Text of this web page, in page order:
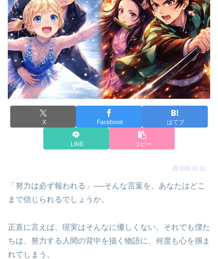
X Facebook はてブ
LINE コピー
2026.01.12
「努力は必ず報われる」──そんな言葉を、あなたはどこ
まで信じられるでしょうか。
正直に言えば、現実はそんなに優しくない。それでも僕た
ちは、努力する人間の背中を描く物語に、何度も心を掴ま
れてしまう。